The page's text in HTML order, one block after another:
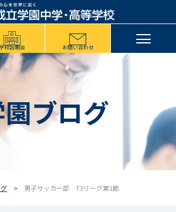
校説明会 お問い合わせ
ブログ
男子サッカー部 T3リーグ第1節